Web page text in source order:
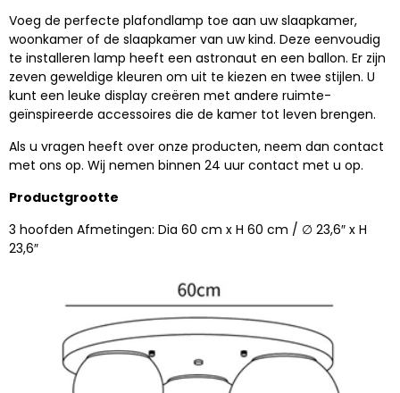
Voeg de perfecte plafondlamp toe aan uw slaapkamer,
woonkamer of de slaapkamer van uw kind. Deze eenvoudig
te installeren lamp heeft een astronaut en een ballon. Er zijn
zeven geweldige kleuren om uit te kiezen en twee stijlen. U
kunt een leuke display creëren met andere ruimte-
geïnspireerde accessoires die de kamer tot leven brengen.
Als u vragen heeft over onze producten, neem dan contact
met ons op. Wij nemen binnen 24 uur contact met u op.
Productgrootte
3 hoofden Afmetingen: Dia 60 cm x H 60 cm / ∅ 23,6″ x H
23,6″